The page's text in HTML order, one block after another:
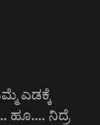
ಎಡಕ್ಕೆ
ಹೂ.... ನಿದ್ರೆ